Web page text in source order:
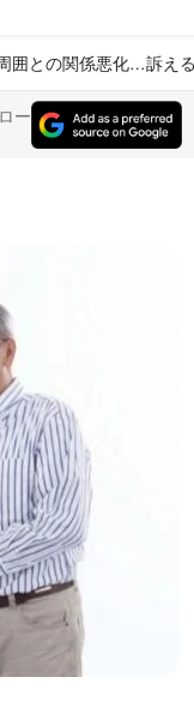
囲との関係悪化…訴え
ー